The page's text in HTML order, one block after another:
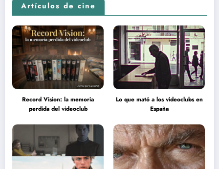
Artículos de cine
Record Vision: la memoria
perdida del videoclub
Lo que mató a los videoclubs en
España